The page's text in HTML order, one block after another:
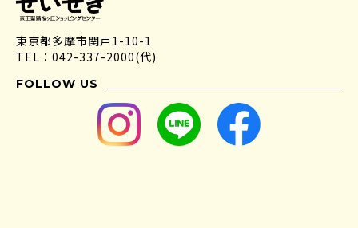
東京都多摩市関戸1-10-1
TEL：042-337-2000(代)
FOLLOW US